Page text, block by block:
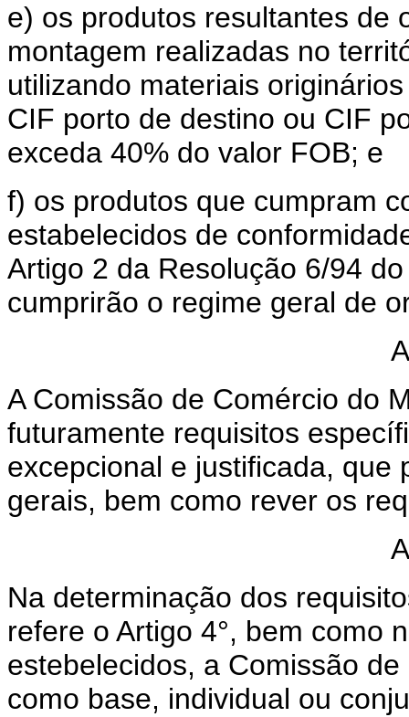
e) os produtos resultantes de
montagem realizadas no
utilizando materiais
CIF porto de destino ou CIF
exceda 40% do valor FOB; e
f) os produtos que cumpram
estabelecidos de
Artigo 2 da Resolução 6/94
cumprirão o regime geral de
A Comissão de Comércio do
futuramente requisitos
excepcional e justificada, que
gerais, bem como rever os
Na determinação dos
refere o Artigo 4°, bem como
estebelecidos, a Comissão
como base, individual ou